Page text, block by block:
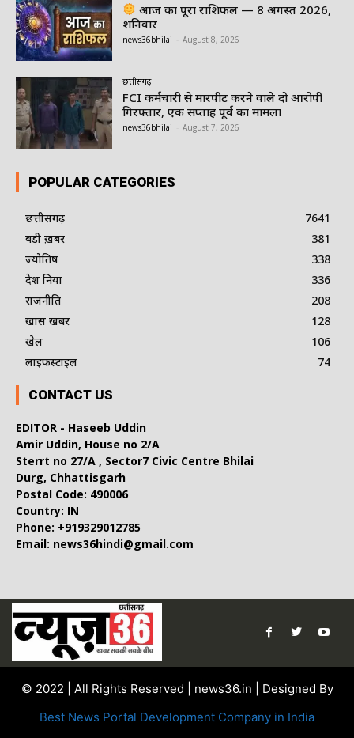
आज का पूरा राशिफल — 8 अगस्त 2026,
शनिवार
news36bhilai August 8, 2026
छत्तीसगढ़
FCI कर्मचारी से मारपीट करने वाले दो आरोपी
गिरफ्तार, एक सप्ताह पूर्व का मामला
news36bhilai August 7, 2026
POPULAR CATEGORIES
छत्तीसगढ़
7641
बड़ी ख़बर
381
ज्योतिष
338
देश दुनिया
336
राजनीति
208
खास खबर
128
खेल
106
लाइफस्टाइल
74
CONTACT US
EDITOR - Haseeb Uddin
Amir Uddin, House no 2/A
Sterrt no 27/A , Sector7 Civic Centre Bhilai
Durg, Chhattisgarh
Postal Code: 490006
Country: IN
Phone: +919329012785
Email: news36hindi@gmail.com
© 2022 | All Rights Reserved | news36.in | Designed By
Best News Portal Development Company in India